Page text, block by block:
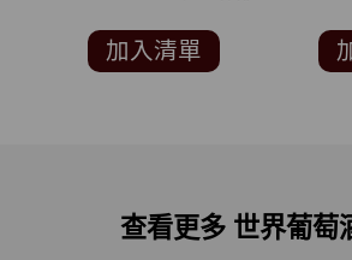
威酒評雜誌
WINESTATE 4.5顆星)
加入清單
酒評
查看更多 世界葡萄